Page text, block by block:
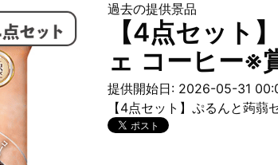
過去の提供景品
【4点セット
ェ コーヒー※
提供開始日: 2026-05-31
【4点セット】ぷるんと蒟